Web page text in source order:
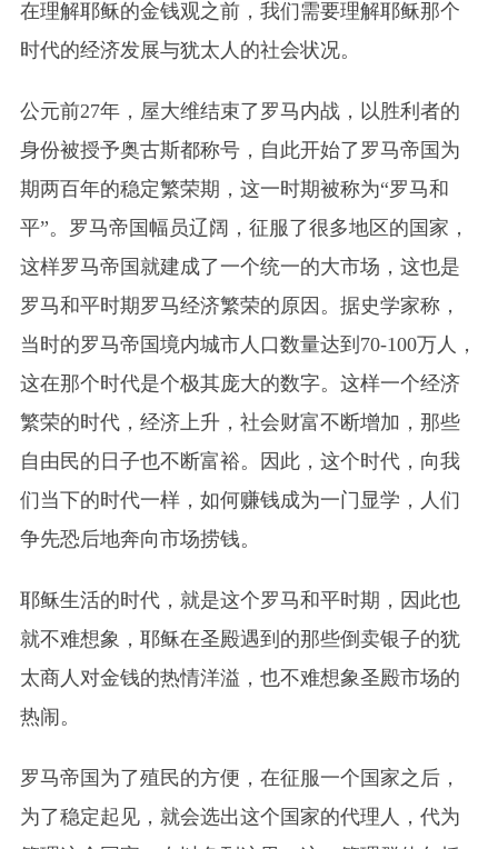
在理解耶稣的金钱观之前，我们需要理解耶稣那个
时代的经济发展与犹太人的社会状况。
公元前27年，屋大维结束了罗马内战，以胜利者的
身份被授予奥古斯都称号，自此开始了罗马帝国为
期两百年的稳定繁荣期，这一时期被称为“罗马和
平”。罗马帝国幅员辽阔，征服了很多地区的国家，
这样罗马帝国就建成了一个统一的大市场，这也是
罗马和平时期罗马经济繁荣的原因。据史学家称，
当时的罗马帝国境内城市人口数量达到70-100万人，
这在那个时代是个极其庞大的数字。这样一个经济
繁荣的时代，经济上升，社会财富不断增加，那些
自由民的日子也不断富裕。因此，这个时代，向我
们当下的时代一样，如何赚钱成为一门显学，人们
争先恐后地奔向市场捞钱。
耶稣生活的时代，就是这个罗马和平时期，因此也
就不难想象，耶稣在圣殿遇到的那些倒卖银子的犹
太商人对金钱的热情洋溢，也不难想象圣殿市场的
热闹。
罗马帝国为了殖民的方便，在征服一个国家之后，
为了稳定起见，就会选出这个国家的代理人，代为